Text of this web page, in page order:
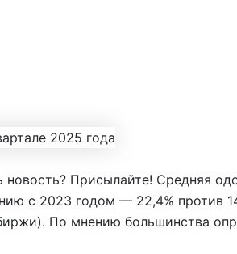
Присылайте! Средняя
с 2023 годом — 22,4% против
По мнению большинства